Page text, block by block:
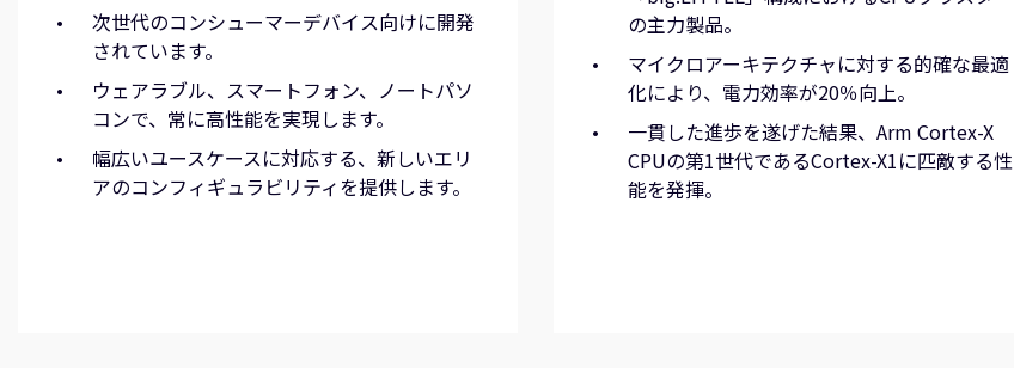
次世代のコンシューマーデバイス向けに開発
されています。
ウェアラブル、スマートフォン、ノートパソ
コンで、常に高性能を実現します。
幅広いユースケースに対応する、新しいエリ
アのコンフィギュラビリティを提供します。
の主力製品。
マイクロアーキテクチャに対する的確な最適
化により、電力効率が20％向上。
一貫した進歩を遂げた結果、Arm Cortex-X
CPUの第1世代であるCortex-X1に匹敵する性
能を発揮。